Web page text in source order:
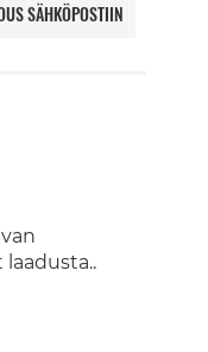
SÄHKÖPOSTIIN